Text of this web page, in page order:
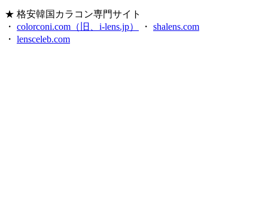
★ 格安韓国カラコン専門サイト
・ colorconi.com（旧、i-lens.jp） ・ shalens.com
・ lensceleb.com